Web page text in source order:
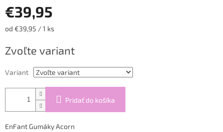
€39,95
Jednotková
od €39,95 / 1 ks
Zvoľte variant
Variant
Pridať do košíka
EnFant Gumáky Acorn